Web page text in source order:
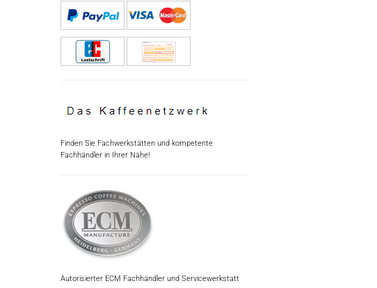
Finden Sie Fachwerkstätten und kompetente
Fachhändler in Ihrer Nähe!
Autorisierter ECM Fachhändler und Servicewerkstatt